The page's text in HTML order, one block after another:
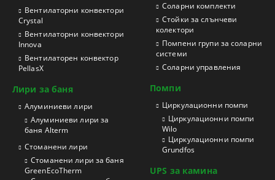
Вентилаторни конвектори
Crystal
Вентилаторни конвектори
Innova
Вентилаторен конвектор
PellasX
Лири за баня
Aлуминиеви лири
Алуминиеви лири за
баня Alterm
Стоманени лири
Стоманени лири за баня
GreenEcoTherm
Соларни комплекти
Стойки за слънчеви
колектори
Помпени групи за соларни
системи
Соларни управления
Помпи
Циркулационни помпи
Циркулационни помпи
Wilo
Циркулационни помпи
Grundfos
UPS за камина